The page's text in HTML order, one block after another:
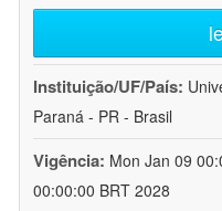
Instituição/UF/País:
Paraná - PR - Brasil
Vigência: Mon Jan 09
00:00:00 BRT 2028